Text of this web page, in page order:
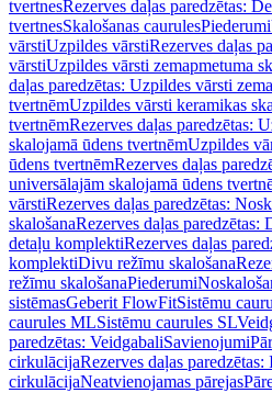
tvertnesRezerves daļas paredzētas:
tvertnesSkalošanas caurulesPiederumi
vārstiUzpildes vārstiRezerves daļas
vārstiUzpildes vārsti zemapmetuma
daļas paredzētas: Uzpildes vārsti
tvertnēmUzpildes vārsti keramikas
tvertnēmRezerves daļas paredzētas:
skalojamā ūdens tvertnēmUzpildes
ūdens tvertnēmRezerves daļas
universālajām skalojamā ūdens
vārstiRezerves daļas paredzētas:
skalošanaRezerves daļas paredzētas:
detaļu komplektiRezerves daļas
komplektiDivu režīmu skalošana
režīmu skalošanaPiederumi
sistēmasGeberit FlowFitSistēmu
caurules MLSistēmu caurules SL
paredzētas: VeidgabaliSavienojumi
cirkulācijaRezerves daļas paredzētas:
cirkulācijaNeatvienojamas pārejas